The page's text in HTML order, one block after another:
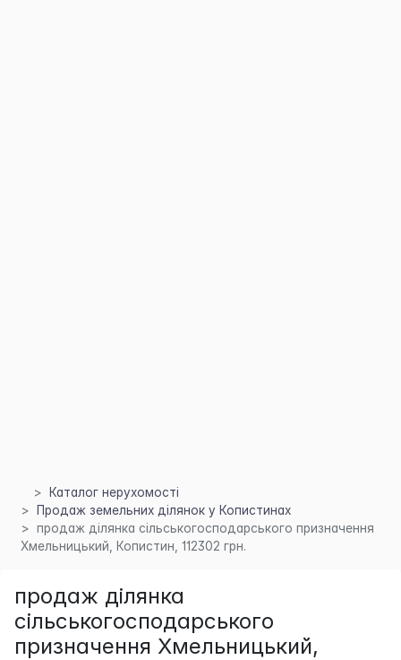
Каталог нерухомості
Продаж земельних ділянок у Копистинах
продаж ділянка сільськогосподарського призначення
Хмельницький, Копистин, 112302 грн.
продаж ділянка
сільськогосподарського
призначення Хмельницький,